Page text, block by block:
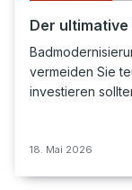
Der
vermeiden Sie
investieren
18. Mai 2026